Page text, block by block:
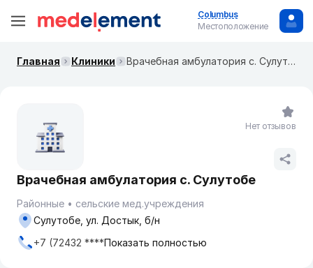
Columbus
Местоположение
Главная Клиники Врачебная амбулатория с. Сулутобе
Врачебная амбулатория с. Сулутобе
Районные
сельские мед.учреждения
Сулутобе, ул. Достык, б/н
+7 (72432 ****Показать полностью
Нет отзывов